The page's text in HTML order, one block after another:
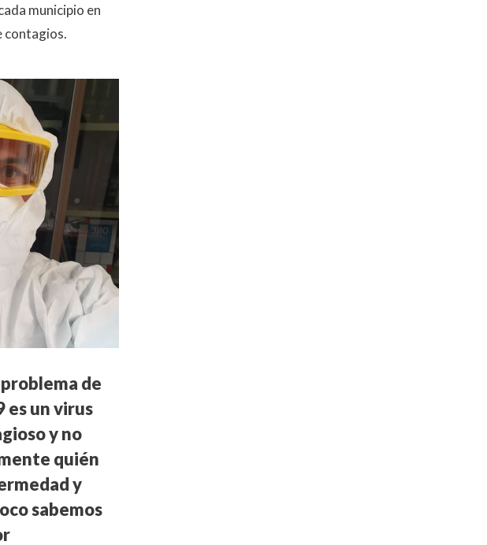
municipio en
contagios.
de
es un virus
y no
quién
y
sabemos